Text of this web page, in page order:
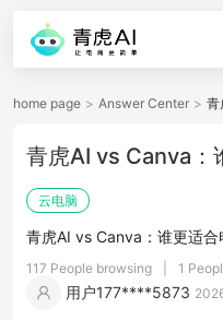
home page > Answer Center > 青
青虎AI vs Canva：
云电脑
青虎AI vs Canva：谁更适合
117 People browsing 1
用户177****5873